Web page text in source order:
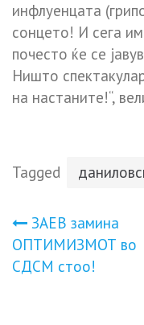
инфлуенцата
сонцето! И сега
почесто ќе се
Ништо
на настаните!“,
Tagged
на
ЗАЕВ замина
ОПТИМИЗМОТ во
СДСМ стоо!